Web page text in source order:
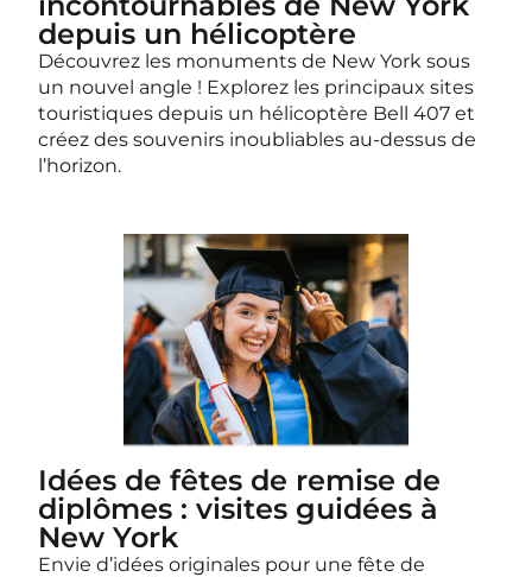
depuis un hélicoptère
Découvrez les monuments de New York sous
un nouvel angle ! Explorez les principaux sites
touristiques depuis un hélicoptère Bell 407 et
créez des souvenirs inoubliables au-dessus de
l’horizon.
Idées de fêtes de remise de
diplômes : visites guidées à
New York
Envie d’idées originales pour une fête de